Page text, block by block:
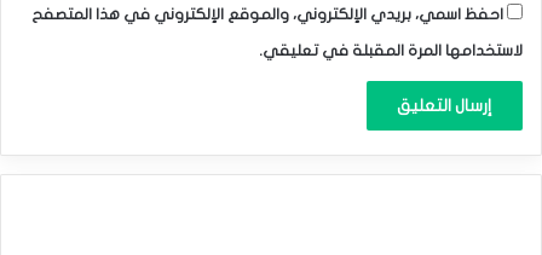
احفظ اسمي، بريدي الإلكتروني، والموقع الإلكتروني في هذا المتصفح
لاستخدامها المرة المقبلة في تعليقي.